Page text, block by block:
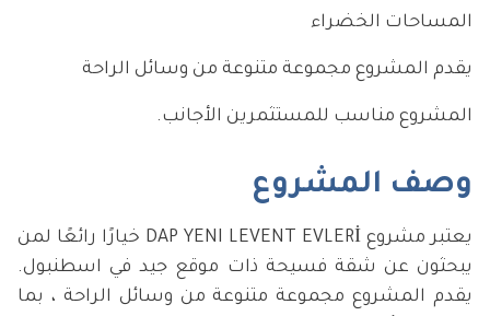
المساحات الخضراء
يقدم المشروع مجموعة متنوعة من وسائل الراحة
المشروع مناسب للمستثمرين الأجانب.
وصف المشروع
يعتبر مشروع DAP YENI LEVENT EVLERİ خيارًا رائعًا لمن
يبحثون عن شقة فسيحة ذات موقع جيد في اسطنبول.
يقدم المشروع مجموعة متنوعة من وسائل الراحة ، بما